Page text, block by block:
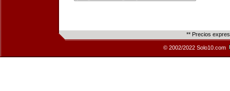
** Precios
© 2002/2022 Solo10.com